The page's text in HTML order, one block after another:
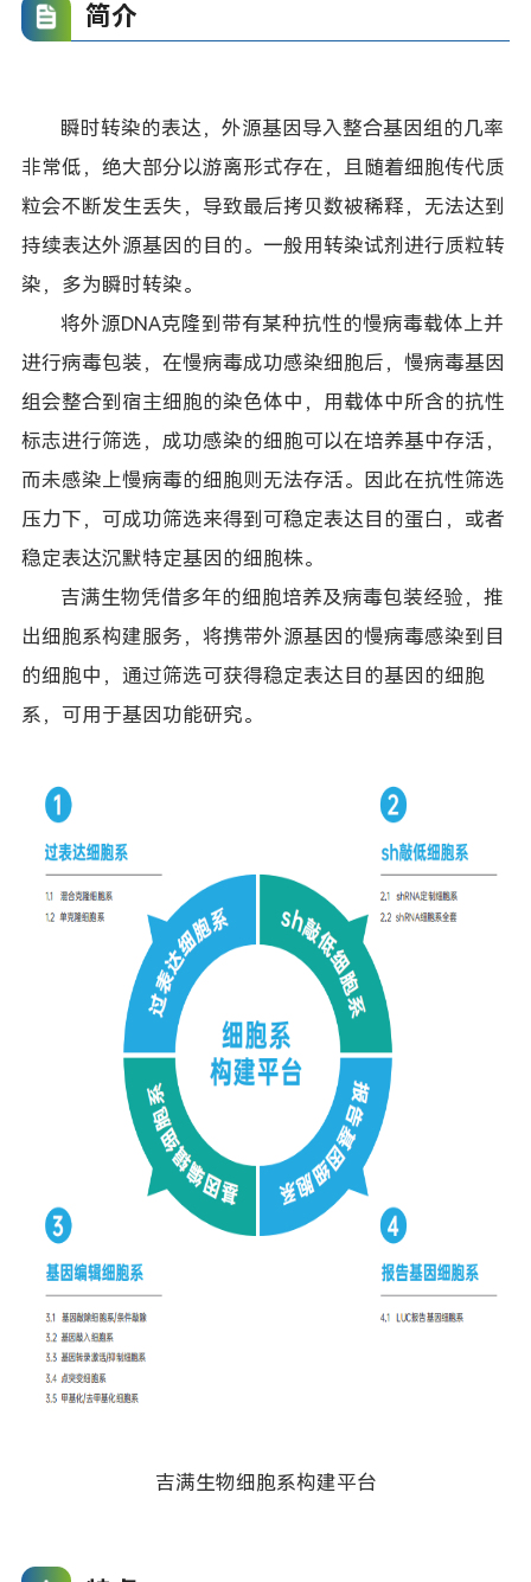
简介
瞬时转染的表达，外源基因导入整合基因组的几率
非常低，绝大部分以游离形式存在，且随着细胞传代质
粒会不断发生丢失，导致最后拷贝数被稀释，无法达到
持续表达外源基因的目的。一般用转染试剂进行质粒转
染，多为瞬时转染。
将外源DNA克隆到带有某种抗性的慢病毒载体上并
进行病毒包装，在慢病毒成功感染细胞后，慢病毒基因
组会整合到宿主细胞的染色体中，用载体中所含的抗性
标志进行筛选，成功感染的细胞可以在培养基中存活，
而未感染上慢病毒的细胞则无法存活。因此在抗性筛选
压力下，可成功筛选来得到可稳定表达目的蛋白，或者
稳定表达沉默特定基因的细胞株。
吉满生物凭借多年的细胞培养及病毒包装经验，推
出细胞系构建服务，将携带外源基因的慢病毒感染到目
的细胞中，通过筛选可获得稳定表达目的基因的细胞
系，可用于基因功能研究。
吉满生物细胞系构建平台